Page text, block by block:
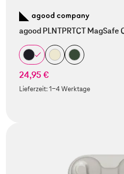
agood PLNTPRTCT MagSafe
24,95 €
Lieferzeit:1-4 Werktage